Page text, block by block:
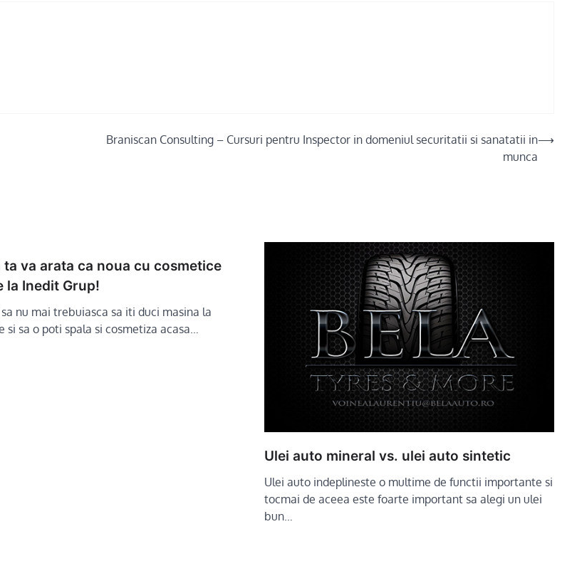
Braniscan Consulting – Cursuri pentru Inspector in domeniul securitatii si sanatatii in
munca
⟶
ta va arata ca noua cu cosmetice
la Inedit Grup!
nu mai trebuiasca sa iti duci masina la
si sa o poti spala si cosmetiza acasa…
Ulei auto mineral vs. ulei auto sintetic
Ulei auto indeplineste o multime de functii importante si
tocmai de aceea este foarte important sa alegi un ulei
bun…